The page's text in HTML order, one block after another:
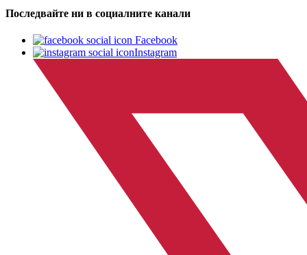
Последвайте ни в социалните канали
Facebook
Instagram